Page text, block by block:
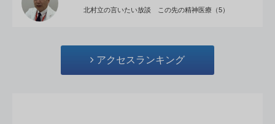
北村立の言いたい放談 この先の精神医療（5）
アクセスランキング